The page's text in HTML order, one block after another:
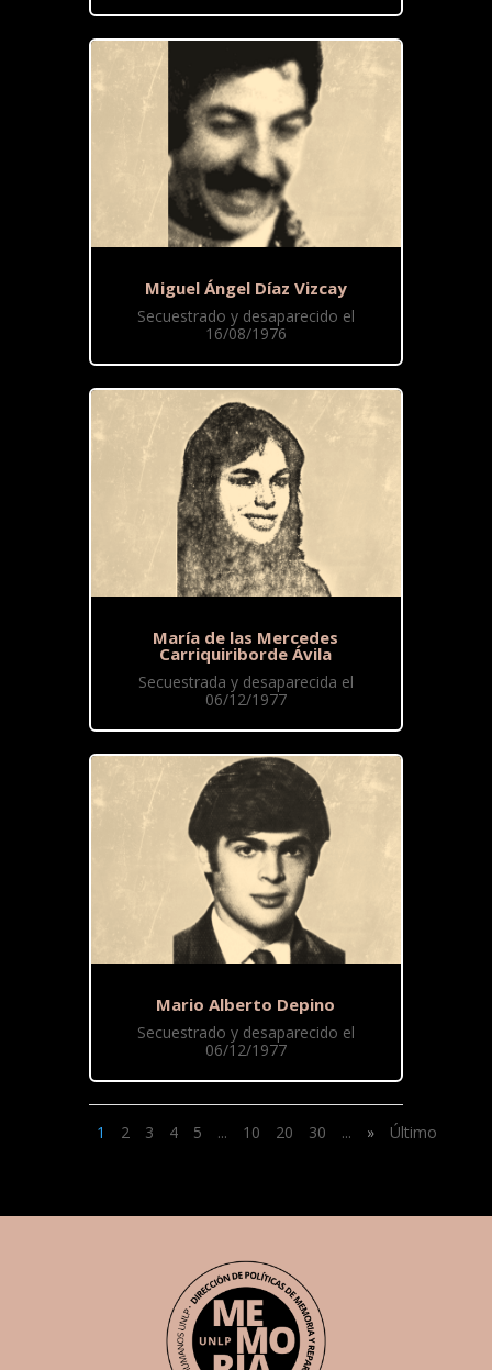
Miguel Ángel Díaz Vizcay
Secuestrado y desaparecido el
16/08/1976
María de las Mercedes
Carriquiriborde Ávila
Secuestrada y desaparecida el
06/12/1977
Mario Alberto Depino
Secuestrado y desaparecido el
06/12/1977
1 2 3 4 5 ... 10 20 30 ... » Último